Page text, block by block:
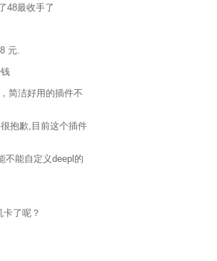
48最收手了
元.
简洁好用的插件不
抱歉,目前这个插件
不能自定义deepl的
了呢？